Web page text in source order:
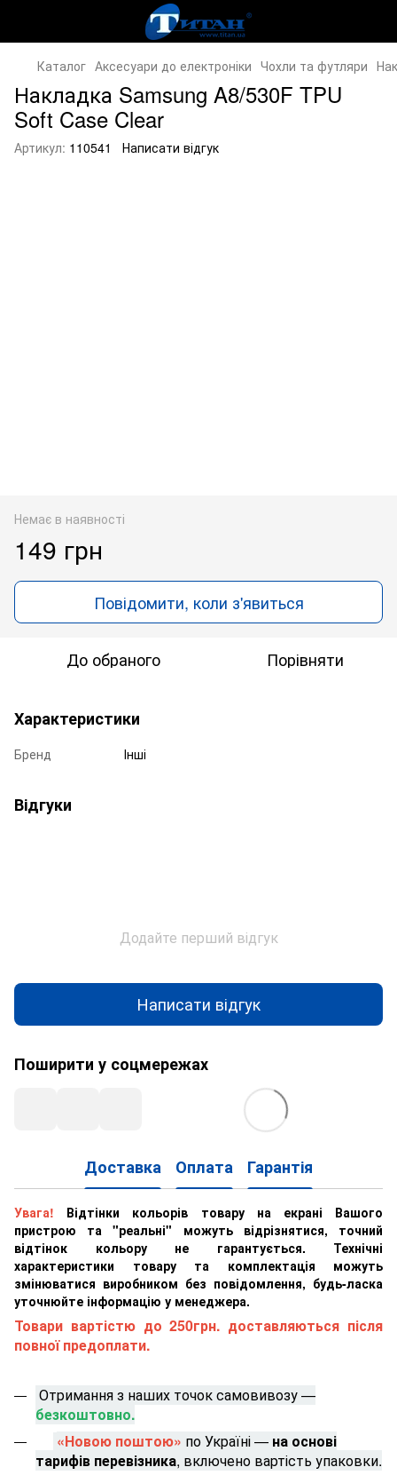
Каталог Аксесуари до електроніки Чохли та футляри
Накладка Samsung A8/530F TPU
Soft Case Clear
Артикул: 110541 Написати відгук
Немає в наявності
149 грн
Повідомити, коли з'явиться
До обраного Порівняти
Характеристики
Бренд Інші
Відгуки
Додайте перший відгук
Написати відгук
Поширити у соцмережах
Доставка Оплата Гарантія
Увага! Відтінки кольорів товару на екрані Вашого
пристрою та "реальні" можуть відрізнятися, точний
відтінок кольору не гарантується. Технічні
характеристики товару та комплектація можуть
змінюватися виробником без повідомлення, будь-ласка
уточнюйте інформацію у менеджера.
Товари вартістю до 250грн. доставляються після
повної предоплати.
Отримання з наших точок самовивозу —
безкоштовно.
«Новою поштою» по Україні — на основі
тарифів перевізника, включено вартість упаковки.